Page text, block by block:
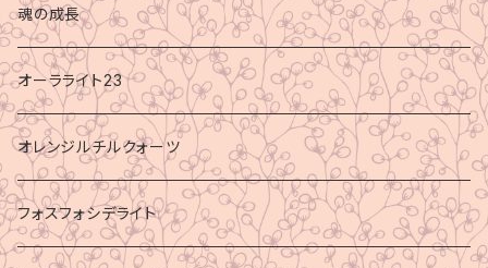
魂の成長
オーラライト23
オレンジルチルクォーツ
フォスフォシデライト